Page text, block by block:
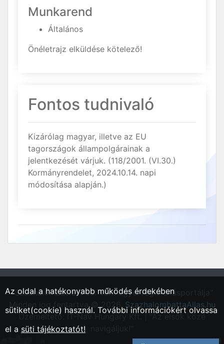
Munkarend
Általános
Önéletrajz elküldése kötelező!
Fontos tudnivaló
Kizárólag magyar, illetve az EU
tagországok állampolgárainak a
jelentkezését várjuk. (118/2001. (VI.30.)
Kormányrendelet, 2024.10.14. napi
módosítása alapján.)
"Százhalombatta, Pest vármegyei régió állásportálja"
Minden jog fentartva © 2026. SzazhalombattaAllas.hu
Üzemeltető: IT-Nav Hungary Kft. | "Az elsők közé
Az oldal a hatékonyabb működés érdekében
sütiket(cookie) használ. További információkért olvassa
el a süti tájékoztatót!